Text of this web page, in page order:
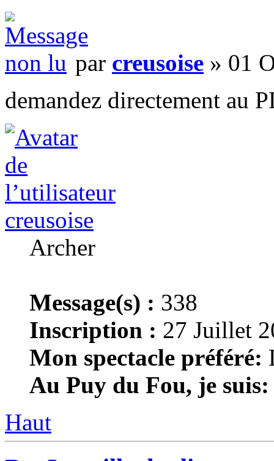
par creusoise » 01
demandez directement au
creusoise
Archer
Message(s) : 338
Inscription : 27 Juillet
Mon spectacle préféré:
Au Puy du Fou, je suis:
Haut